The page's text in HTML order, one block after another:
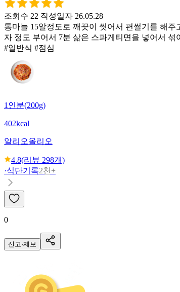
조회수 22 작성일자 26.05.28
통마늘 15알정도로 깨끗이 씻어서 편썰기를 해
자 정도 부어서 7분 삶은 스파게티면을 넣어서
#일반식 #점심
1인분(200g)
402kcal
알리오올리오
4.8(리뷰 298개)
·식단기록2천+
0
신고·제보